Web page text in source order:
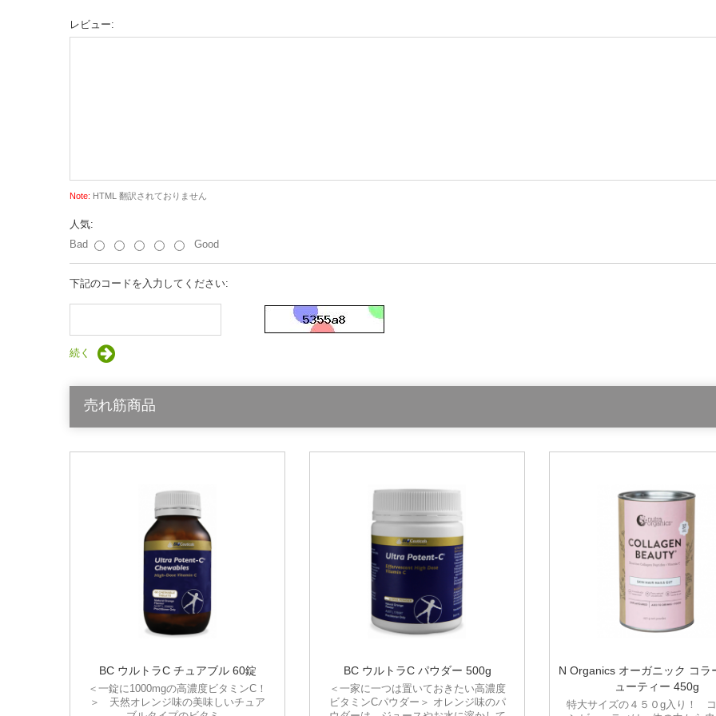
レビュー:
Note: HTML 翻訳されておりません
人気:
Bad
Good
下記のコードを入力してください:
続く
売れ筋商品
BC ウルトラC チュアブル 60錠
＜一錠に1000mgの高濃度ビタミンC！
＞ 天然オレンジ味の美味しいチュア
BC ウルトラC パウダー 500g
＜一家に一つは置いておきたい高濃度
ビタミンCパウダー＞ オレンジ味のパ
N Organics オーガニック コラ
ューティー 450g
特大サイズの４５０g入り！